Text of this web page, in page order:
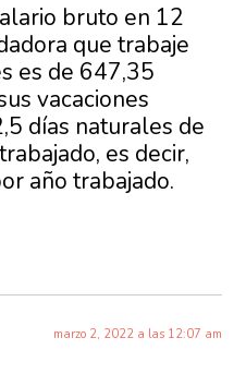
bruto en 12
que trabaje
es de 647,35
vacaciones
días naturales de
es decir,
año trabajado.
marzo 2, 2022 a las 12:07 am